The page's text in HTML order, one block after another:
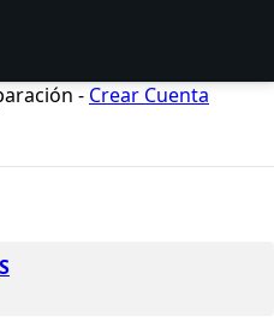
- Crear Cuenta